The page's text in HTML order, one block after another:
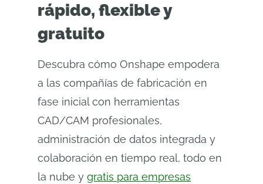
rápido, flexible y
gratuito
Descubra cómo Onshape empodera
a las compañías de fabricación en
fase inicial con herramientas
CAD/CAM profesionales,
administración de datos integrada y
colaboración en tiempo real, todo en
la nube y gratis para empresas